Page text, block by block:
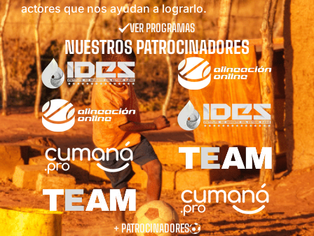
actores que nos ayudan a lograrlo.
VER PROGRAMAS
NUESTROS PATROCINADORES
+ PATROCINADORES